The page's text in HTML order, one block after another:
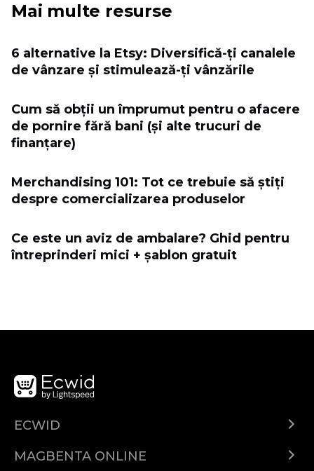
Mai multe resurse
6 alternative la Etsy: Diversifică-ți canalele
de vânzare și stimulează-ți vânzările
Cum să obții un împrumut pentru o afacere
de pornire fără bani (și alte trucuri de
finanțare)
Merchandising 101: Tot ce trebuie să știți
despre comercializarea produselor
Ce este un aviz de ambalare? Ghid pentru
întreprinderi mici + șablon gratuit
ECWID
Help center
MAGBENTA ONLINE